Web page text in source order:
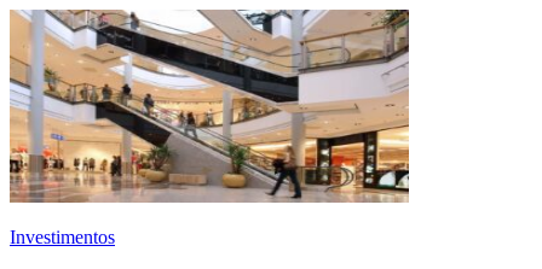
Investimentos